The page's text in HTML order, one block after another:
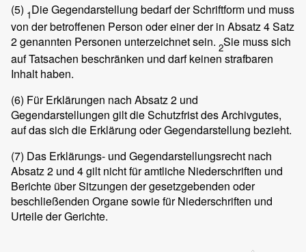
(5) 1Die Gegendarstellung bedarf der Schriftform und muss
von der betroffenen Person oder einer der in Absatz 4 Satz
2 genannten Personen unterzeichnet sein. 2Sie muss sich
auf Tatsachen beschränken und darf keinen strafbaren
Inhalt haben.
(6) Für Erklärungen nach Absatz 2 und
Gegendarstellungen gilt die Schutzfrist des Archivgutes,
auf das sich die Erklärung oder Gegendarstellung bezieht.
(7) Das Erklärungs- und Gegendarstellungsrecht nach
Absatz 2 und 4 gilt nicht für amtliche Niederschriften und
Berichte über Sitzungen der gesetzgebenden oder
beschließenden Organe sowie für Niederschriften und
Urteile der Gerichte.